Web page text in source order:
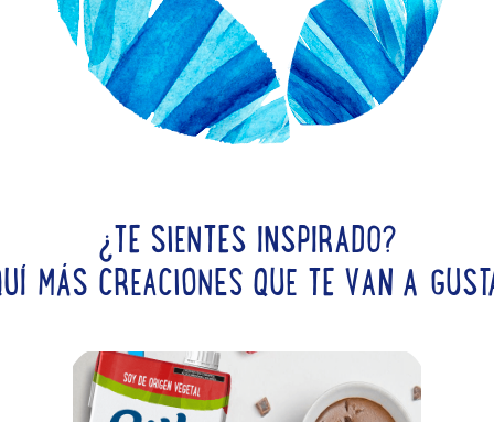
¿TE SIENTES INSPIRADO?
MÁS CREACIONES QUE TE VAN A